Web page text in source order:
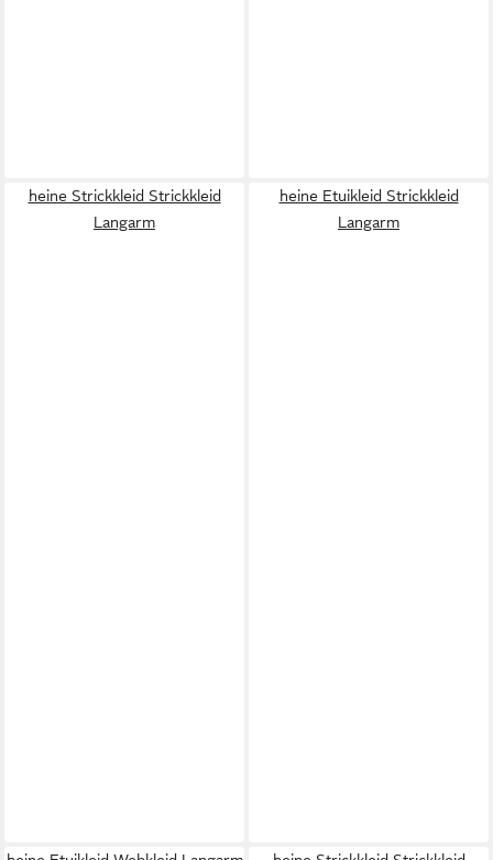
heine Strickkleid Strickkleid
Langarm
heine Etuikleid Strickkleid
Langarm